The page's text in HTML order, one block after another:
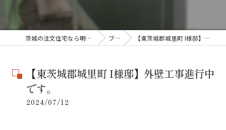
茨城の注文住宅なら明日家デザイン工房 ブログ 【東茨城郡城里町 I様邸】外壁工事進行中です。
【東茨城郡城里町 I様邸】外壁工事進行中
です。
2024/07/12